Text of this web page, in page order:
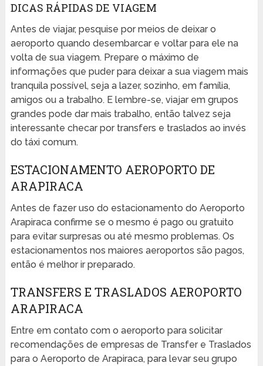
DICAS RÁPIDAS DE VIAGEM
Antes de viajar, pesquise por meios de deixar o
aeroporto quando desembarcar e voltar para ele na
volta de sua viagem. Prepare o máximo de
informações que puder para deixar a sua viagem mais
tranquila possível, seja a lazer, sozinho, em família,
amigos ou a trabalho. E lembre-se, viajar em grupos
grandes pode dar mais trabalho, então talvez seja
interessante checar por transfers e traslados ao invés
do táxi comum.
ESTACIONAMENTO AEROPORTO DE
ARAPIRACA
Antes de fazer uso do estacionamento do Aeroporto
Arapiraca confirme se o mesmo é pago ou gratuito
para evitar surpresas ou até mesmo problemas. Os
estacionamentos nos maiores aeroportos são pagos,
então é melhor ir preparado.
TRANSFERS E TRASLADOS AEROPORTO
ARAPIRACA
Entre em contato com o aeroporto para solicitar
recomendações de empresas de Transfer e Traslados
para o Aeroporto de Arapiraca, para levar seu grupo